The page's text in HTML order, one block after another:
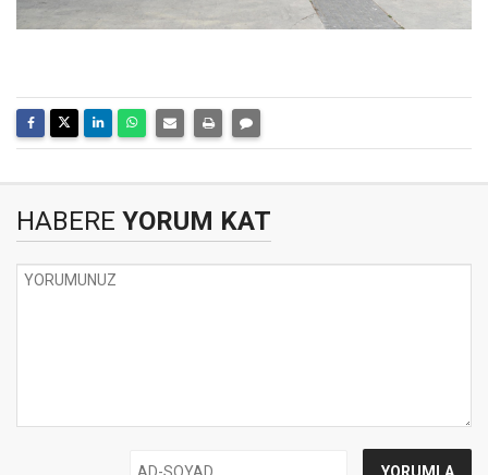
HABERE YORUM KAT